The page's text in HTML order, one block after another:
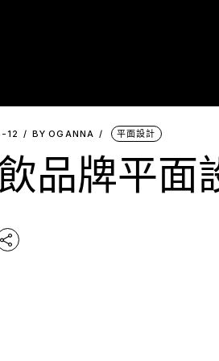
12 BY OGANNA 平面設計
品牌平面